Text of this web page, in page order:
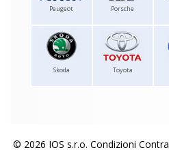
Peugeot Porsche
Skoda Toyota
© 2026 IOS s.r.o. Condizioni